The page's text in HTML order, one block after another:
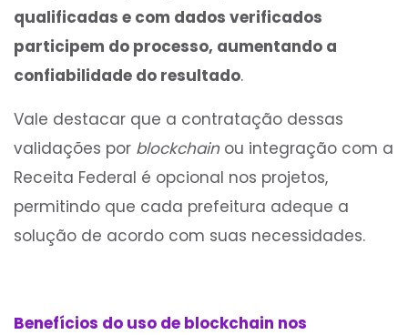
qualificadas e com dados verificados
participem do processo, aumentando a
confiabilidade do resultado.
Vale destacar que a contratação dessas
validações por blockchainou integração com a
Receita Federal é opcional nos projetos,
permitindo que cada prefeitura adeque a
solução de acordo com suas necessidades.
Benefícios do uso de blockchain nos